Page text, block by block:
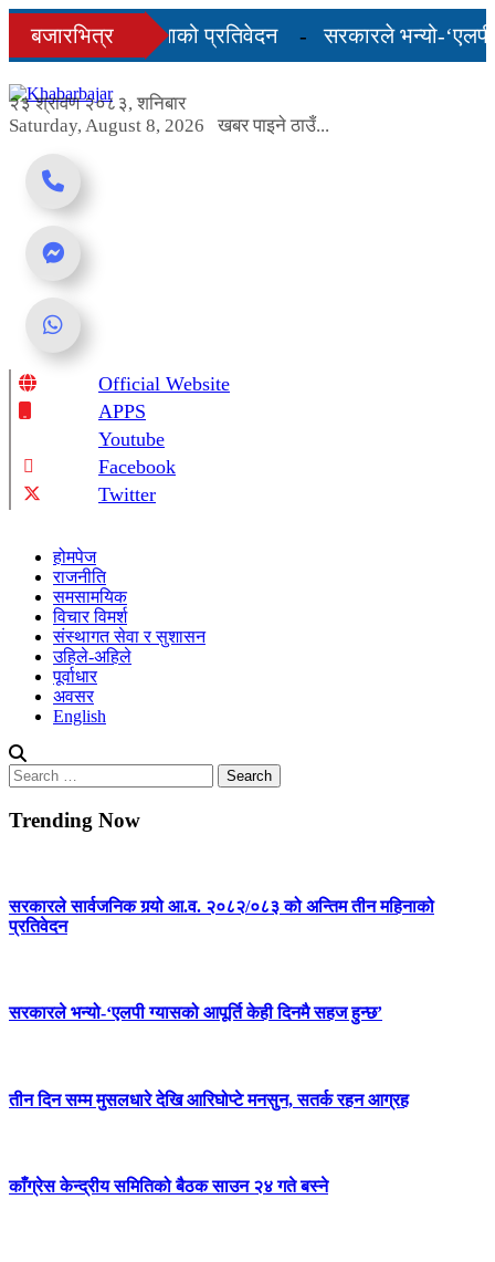
Skip
content
बजारभित्र
अन्तिम तीन महिनाको प्रतिवेदन
सरकारले भन्यो-
२३ श्रावण २०८३, शनिबार
Saturday, August 8, 2026
खबर पाइने ठाउँ...
Online News Portal
Official Website
APPS
Youtube
Facebook
Twitter
होमपेज
राजनीति
समसामयिक
विचार विमर्श
संस्थागत सेवा र सुशासन
उहिले-अहिले
पूर्वाधार
अवसर
English
Search
for:
Trending Now
सरकारले सार्वजनिक गर्‍यो आ.व. २०८२/०८३ को अन्तिम तीन महिनाको
प्रतिवेदन
सरकारले भन्यो-‘एलपी ग्यासको आपूर्ति केही दिनमै सहज हुन्छ’
तीन दिन सम्म मुसलधारे देखि आरिघोप्टे मनसुन, सतर्क रहन आग्रह
काँग्रेस केन्द्रीय समितिको बैठक साउन २४ गते बस्ने